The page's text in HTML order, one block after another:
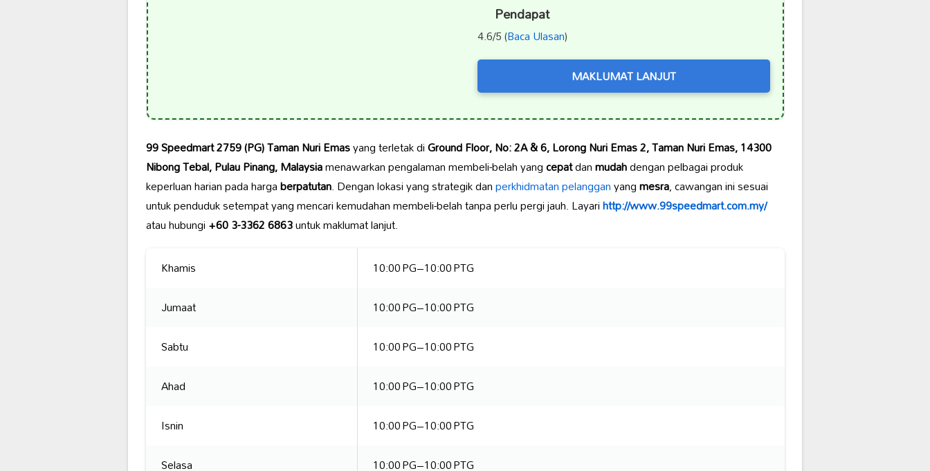
Pendapat
4.6/5 (Baca Ulasan)
MAKLUMAT LANJUT
99 Speedmart 2759 (PG) Taman Nuri Emasyang terletak diGround Floor, No: 2A & 6, Lorong Nuri Emas 2, Taman Nuri Emas, 14300
Nibong Tebal, Pulau Pinang, Malaysiamenawarkan pengalaman membeli-belah yangcepatdanmudahdengan pelbagai produk
keperluan harian pada hargaberpatutan. Dengan lokasi yang strategik danperkhidmatan pelangganyangmesra, cawangan ini sesuai
untuk penduduk setempat yang mencari kemudahan membeli-belah tanpa perlu pergi jauh. Layarihttp://www.99speedmart.com.my/
atau hubungi+60 3-3362 6863untuk maklumat lanjut.
Khamis
10:00 PG–10:00 PTG
Jumaat
10:00 PG–10:00 PTG
Sabtu
10:00 PG–10:00 PTG
Ahad
10:00 PG–10:00 PTG
Isnin
10:00 PG–10:00 PTG
Selasa
10:00 PG–10:00 PTG